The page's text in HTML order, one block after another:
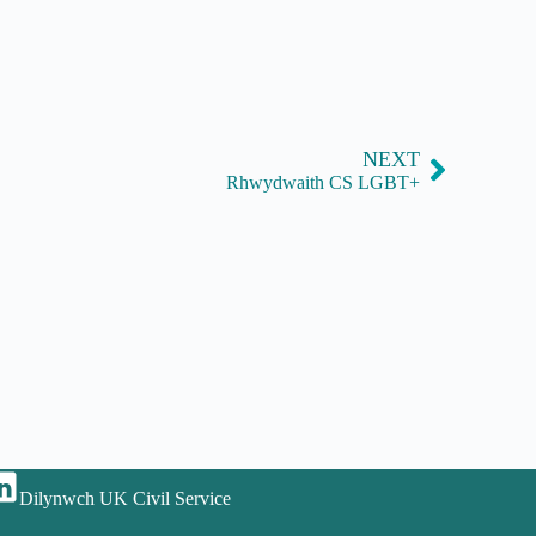
NEXT
Rhwydwaith CS LGBT+
Dilynwch UK Civil Service